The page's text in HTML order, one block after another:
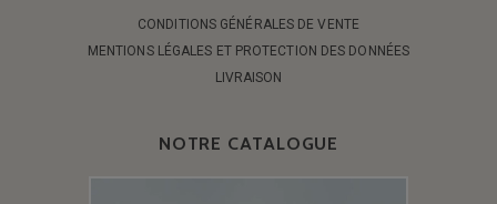
CONDITIONS GÉNÉRALES DE VENTE
MENTIONS LÉGALES ET PROTECTION DES DONNÉES
LIVRAISON
NOTRE CATALOGUE